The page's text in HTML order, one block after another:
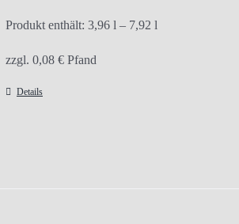
Produkt enthält: 3,96 l – 7,92 l
zzgl. 0,08 € Pfand
Details